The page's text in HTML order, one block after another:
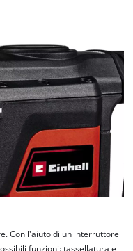
del vostro permesso
Google Maps!
permitted to load due
not disclosed to the
owner needs to setup
to add this content
used.
Consent
Platform
Con l'aiuto di un interruttore
funzioni: tassellatura e